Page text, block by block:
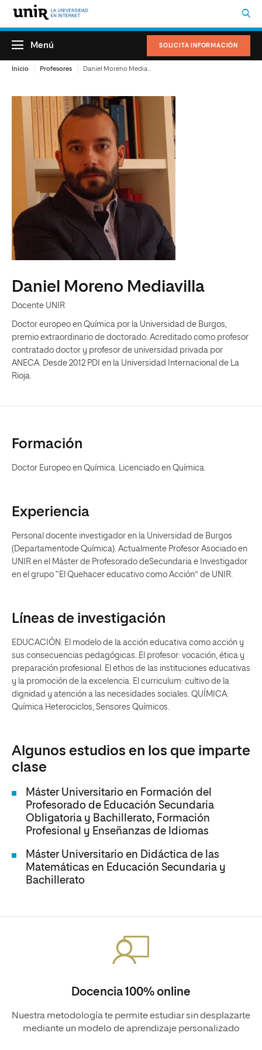
SOLICITA INFORMACIÓN
Menú
Inicio Profesores
Daniel Moreno Mediavilla
Docente UNIR
Doctor europeo en Química por la Universidad de Burgos,
premio extraordinario de doctorado. Acreditado como profesor
contratado doctor y profesor de universidad privada por
ANECA. Desde 2012 PDI en la Universidad Internacional de La
Rioja.
Formación
Doctor Europeo en Química. Licenciado en Química.
Experiencia
Personal docente investigador en la Universidad de Burgos
(Departamentode Química). Actualmente Profesor Asociado en
UNIR en el Máster de Profesorado deSecundaria e Investigador
en el grupo “El Quehacer educativo como Acción” de UNIR.
Líneas de investigación
EDUCACIÓN: El modelo de la acción educativa como acción y
sus consecuencias pedagógicas. El profesor: vocación, ética y
preparación profesional. El ethos de las instituciones educativas
y la promoción de la excelencia. El curriculum: cultivo de la
dignidad y atención a las necesidades sociales. QUÍMICA:
Química Heterociclos, Sensores Químicos.
Algunos estudios en los que imparte
clase
Máster Universitario en Formación del
Profesorado de Educación Secundaria
Obligatoria y Bachillerato, Formación
Profesional y Enseñanzas de Idiomas
Máster Universitario en Didáctica de las
Matemáticas en Educación Secundaria y
Bachillerato
Docencia 100% online
Nuestra metodología te permite estudiar sin desplazarte
mediante un modelo de aprendizaje personalizado